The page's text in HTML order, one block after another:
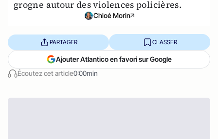
grogne autour des violences policières.
Chloé Morin
Écoutez cet article0:00min
PARTAGER CLASSER
Ajouter Atlantico en favori sur Google